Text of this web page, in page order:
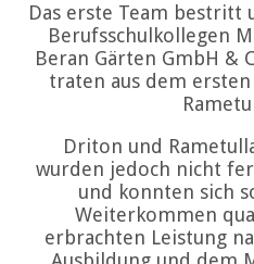
Das erste Team bestritt
Berufsschulkollegen
Beran Gärten GmbH &
traten aus dem
Driton und
wurden jedoch nicht
und konnten sich
Weiterkommen
erbrachten Leistung